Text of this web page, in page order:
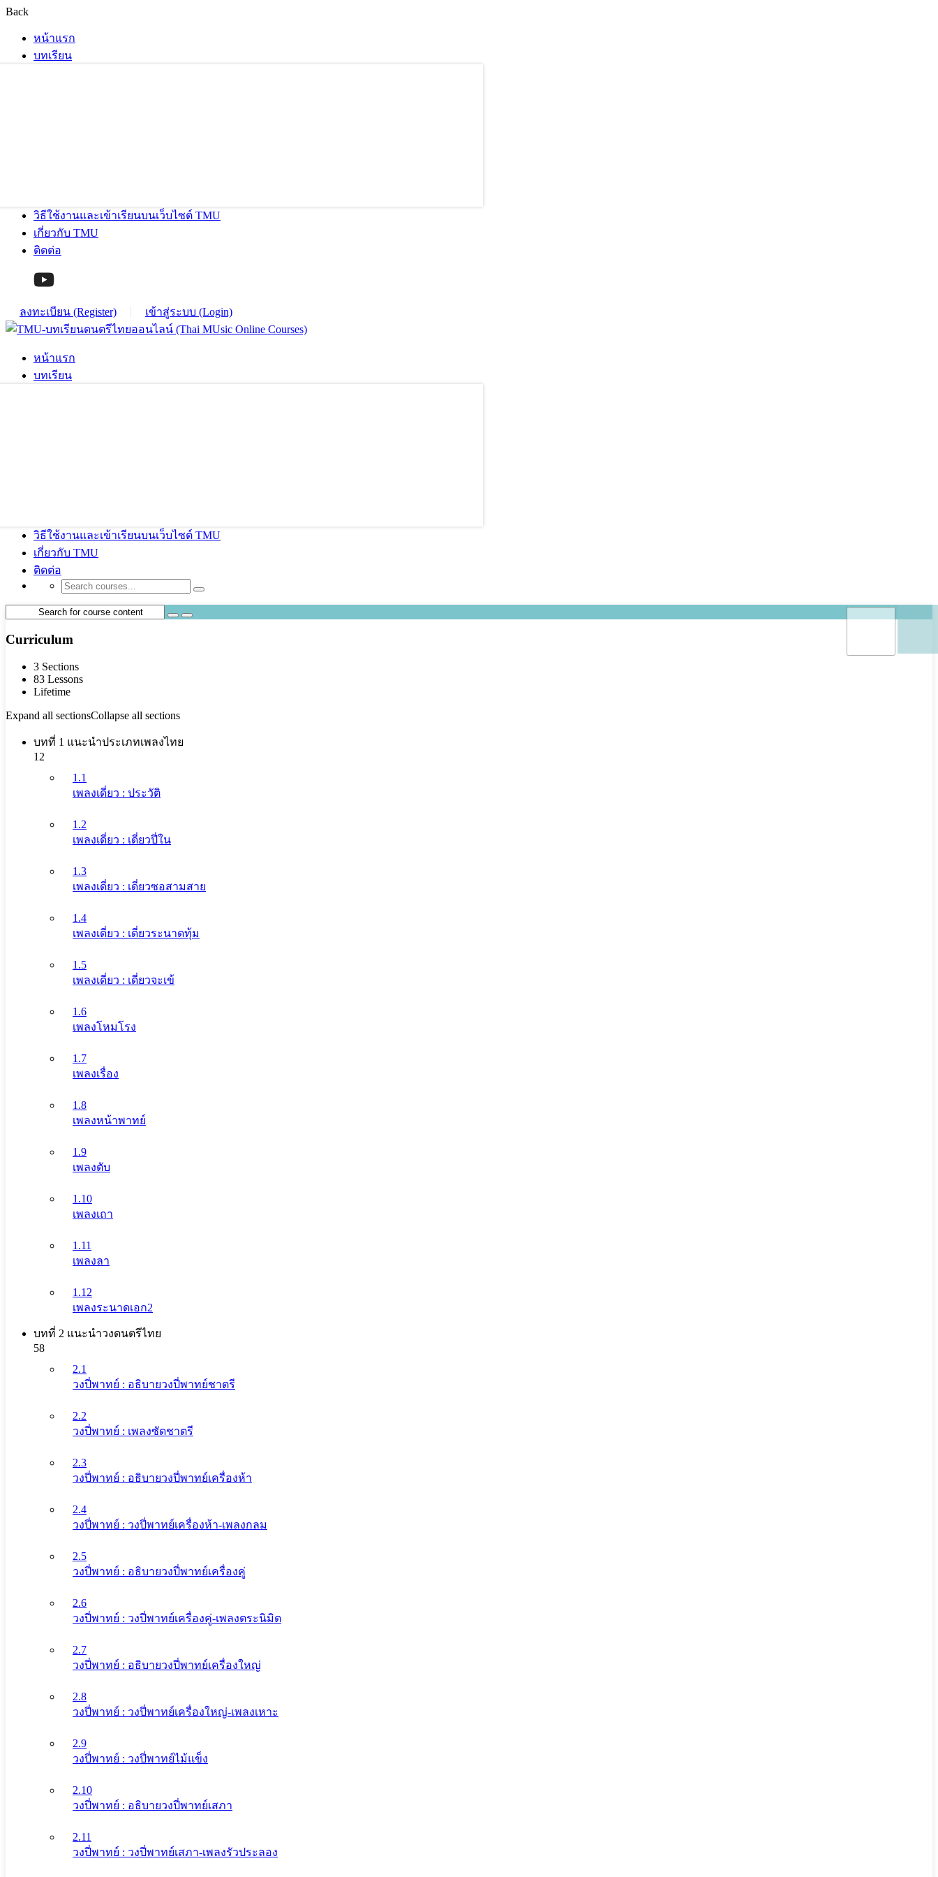
Back
หน้าแรก
บทเรียน
วิธีใช้งานและเข้าเรียนบนเว็บไซต์ TMU
เกี่ยวกับ TMU
ติดต่อ
ลงทะเบียน (Register) เข้าสู่ระบบ (Login)
หน้าแรก
บทเรียน
วิธีใช้งานและเข้าเรียนบนเว็บไซต์ TMU
เกี่ยวกับ TMU
ติดต่อ
Curriculum
3 Sections
83 Lessons
Lifetime
Expand all sectionsCollapse all sections
บทที่ 1 แนะนำประเภทเพลงไทย
12
1.1
เพลงเดี่ยว : ประวัติ
1.2
เพลงเดี่ยว : เดี่ยวปี่ใน
1.3
เพลงเดี่ยว : เดี่ยวซอสามสาย
1.4
เพลงเดี่ยว : เดี่ยวระนาดทุ้ม
1.5
เพลงเดี่ยว : เดี่ยวจะเข้
1.6
เพลงโหมโรง
1.7
เพลงเรื่อง
1.8
เพลงหน้าพาทย์
1.9
เพลงตับ
1.10
เพลงเถา
1.11
เพลงลา
1.12
เพลงระนาดเอก2
บทที่ 2 แนะนําวงดนตรีไทย
58
2.1
วงปี่พาทย์ : อธิบายวงปี่พาทย์ชาตรี
2.2
วงปี่พาทย์ : เพลงซัดชาตรี
2.3
วงปี่พาทย์ : อธิบายวงปี่พาทย์เครื่องห้า
2.4
วงปี่พาทย์ : วงปี่พาทย์เครื่องห้า-เพลงกลม
2.5
วงปี่พาทย์ : อธิบายวงปี่พาทย์เครื่องคู่
2.6
วงปี่พาทย์ : วงปี่พาทย์เครื่องคู่-เพลงตระนิมิต
2.7
วงปี่พาทย์ : อธิบายวงปี่พาทย์เครื่องใหญ่
2.8
วงปี่พาทย์ : วงปี่พาทย์เครื่องใหญ่-เพลงเหาะ
2.9
วงปี่พาทย์ : วงปี่พาทย์ไม้แข็ง
2.10
วงปี่พาทย์ : อธิบายวงปี่พาทย์เสภา
2.11
วงปี่พาทย์ : วงปี่พาทย์เสภา-เพลงรัวประลอง